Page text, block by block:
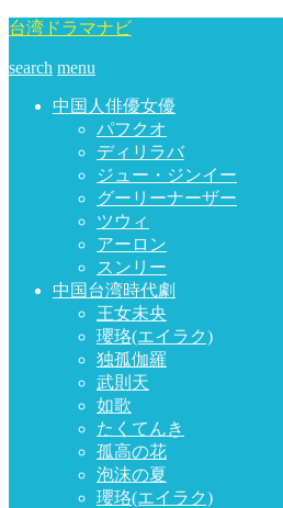
台湾ドラマナビ
search menu
中国人俳優女優
パフクオ
ディリラバ
ジュー・ジンイー
グーリーナーザー
ツウィ
アーロン
スンリー
中国台湾時代劇
王女未央
瓔珞(エイラク)
独孤伽羅
武則天
如歌
たくてんき
孤高の花
泡沫の夏
瓔珞(エイラク)